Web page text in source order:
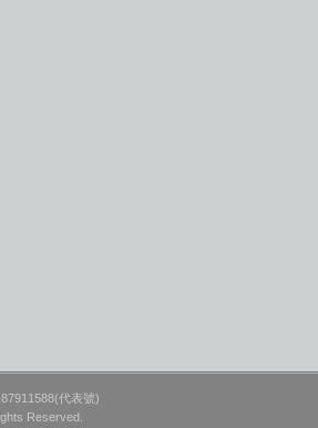
代表號)
Reserved.